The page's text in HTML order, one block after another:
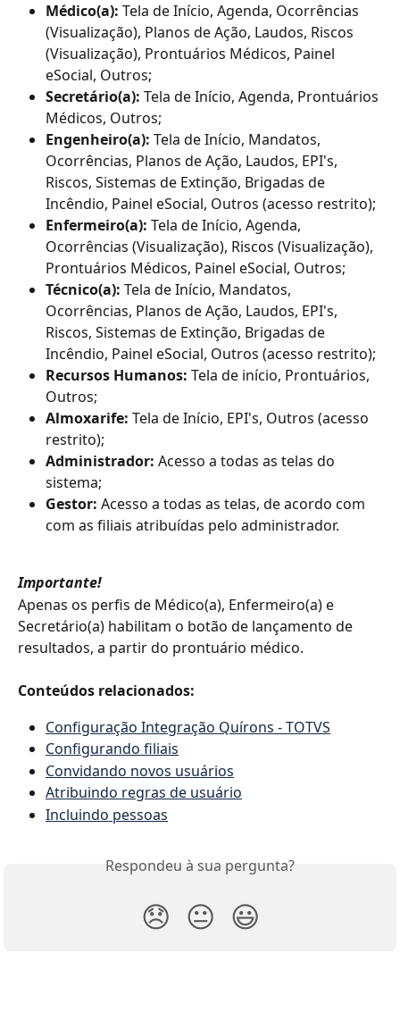
Médico(a): Tela de Início, Agenda, Ocorrências
(Visualização), Planos de Ação, Laudos, Riscos
(Visualização), Prontuários Médicos, Painel
eSocial, Outros;
Secretário(a): Tela de Início, Agenda, Prontuários
Médicos, Outros;
Engenheiro(a): Tela de Início, Mandatos,
Ocorrências, Planos de Ação, Laudos, EPI's,
Riscos, Sistemas de Extinção, Brigadas de
Incêndio, Painel eSocial, Outros (acesso restrito);
Enfermeiro(a): Tela de Início, Agenda,
Ocorrências (Visualização), Riscos (Visualização),
Prontuários Médicos, Painel eSocial, Outros;
Técnico(a): Tela de Início, Mandatos,
Ocorrências, Planos de Ação, Laudos, EPI's,
Riscos, Sistemas de Extinção, Brigadas de
Incêndio, Painel eSocial, Outros (acesso restrito);
Recursos Humanos: Tela de início, Prontuários,
Outros;
Almoxarife: Tela de Início, EPI's, Outros (acesso
restrito);
Administrador: Acesso a todas as telas do
sistema;
Gestor: Acesso a todas as telas, de acordo com
com as filiais atribuídas pelo administrador.
Importante!
Apenas os perfis de Médico(a), Enfermeiro(a) e
Secretário(a) habilitam o botão de lançamento de
resultados, a partir do prontuário médico.
Conteúdos relacionados:
Configuração Integração Quírons - TOTVS
Configurando filiais
Convidando novos usuários
Atribuindo regras de usuário
Incluindo pessoas
Respondeu à sua pergunta?
😞 😐 😃